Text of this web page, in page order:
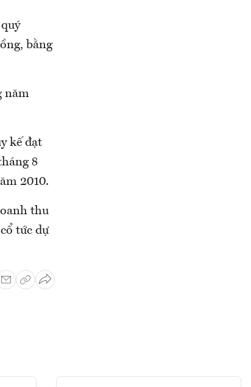
bằng
năm
kế đạt
8
2010.
thu
tức dự